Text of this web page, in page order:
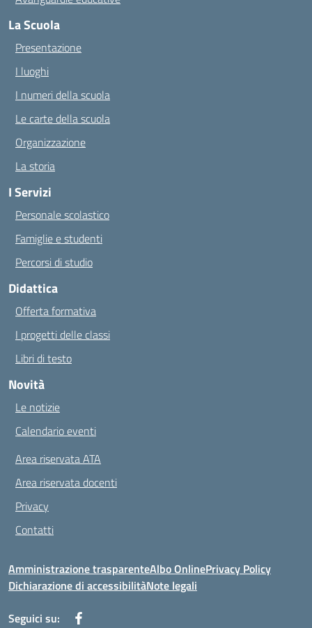
La Scuola
Presentazione
I luoghi
I numeri della scuola
Le carte della scuola
Organizzazione
La storia
I Servizi
Personale scolastico
Famiglie e studenti
Percorsi di studio
Didattica
Offerta formativa
I progetti delle classi
Libri di testo
Novità
Le notizie
Calendario eventi
Area riservata ATA
Area riservata docenti
Privacy
Contatti
Amministrazione trasparenteAlbo OnlinePrivacy Policy
Dichiarazione di accessibilitàNote legali
Seguici su: